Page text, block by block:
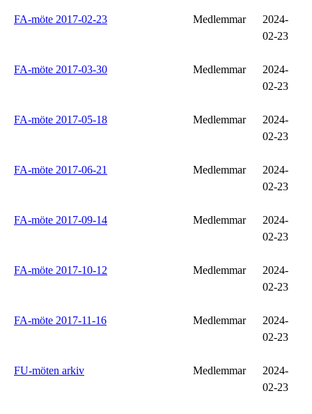
FA-möte 2017-02-23 Medlemmar
2024-
02-23
FA-möte 2017-03-30 Medlemmar
2024-
02-23
FA-möte 2017-05-18 Medlemmar
2024-
02-23
FA-möte 2017-06-21 Medlemmar
2024-
02-23
FA-möte 2017-09-14 Medlemmar
2024-
02-23
FA-möte 2017-10-12 Medlemmar
2024-
02-23
FA-möte 2017-11-16 Medlemmar
2024-
02-23
FU-möten arkiv Medlemmar
2024-
02-23